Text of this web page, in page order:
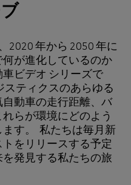
2020 年から 2050 年に
が進化しているのか
ビデオ シリーズで
スティクスのあらゆる
動車の走行距離、バ
らが環境にどのよう
す。 私たちは毎月新
をリリースする予定
発見する私たちの旅